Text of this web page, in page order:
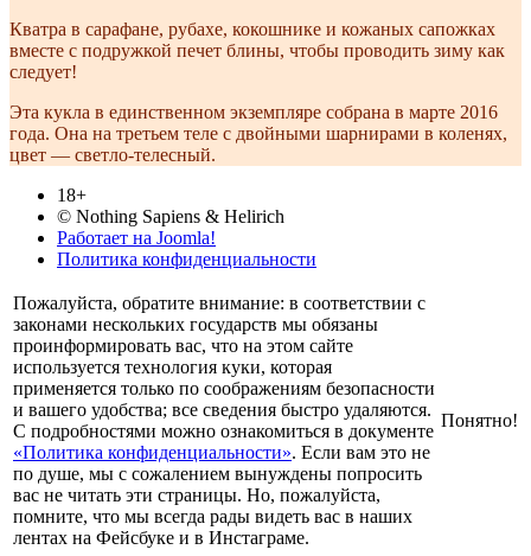
Кватра в сарафане, рубахе, кокошнике и кожаных сапожках
вместе с подружкой печет блины, чтобы проводить зиму как
следует!
Эта кукла в единственном экземпляре собрана в марте 2016
года. Она на третьем теле с двойными шарнирами в коленях,
цвет — светло-телесный.
18+
© Nothing Sapiens & Helirich
Работает на Joomla!
Политика конфиденциальности
Пожалуйста, обратите внимание: в соответствии с
законами нескольких государств мы обязаны
проинформировать вас, что на этом сайте
используется технология куки, которая
применяется только по соображениям безопасности
и вашего удобства; все сведения быстро удаляются.
С подробностями можно ознакомиться в документе
«Политика конфиденциальности». Если вам это не
по душе, мы с сожалением вынуждены попросить
вас не читать эти страницы. Но, пожалуйста,
помните, что мы всегда рады видеть вас в наших
лентах на Фейсбуке и в Инстаграме.
Понятно!